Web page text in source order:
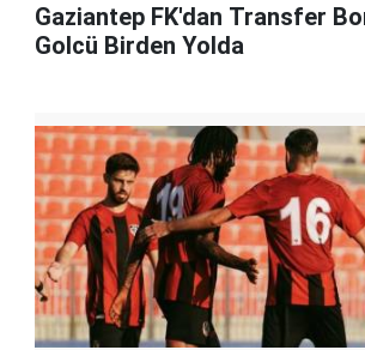
Gaziantep FK'dan Transfer
Golcü Birden Yolda